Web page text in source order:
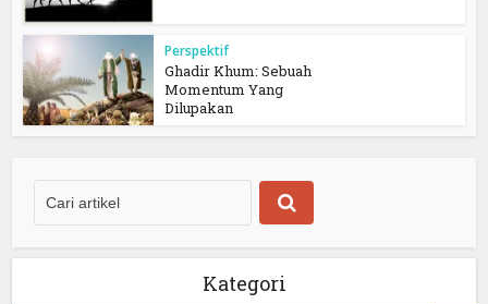
Perspektif
Ghadir Khum: Sebuah
Momentum Yang
Dilupakan
Kategori